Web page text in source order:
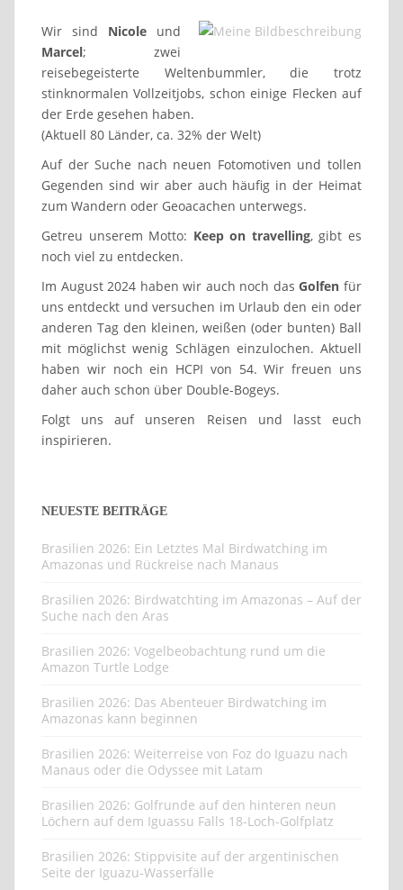
Wir sind Nicole und
Marcel; zwei
reisebegeisterte Weltenbummler, die trotz
stinknormalen Vollzeitjobs, schon einige Flecken auf
der Erde gesehen haben.
(Aktuell 80 Länder, ca. 32% der Welt)
Auf der Suche nach neuen Fotomotiven und tollen
Gegenden sind wir aber auch häufig in der Heimat
zum Wandern oder Geoacachen unterwegs.
Getreu unserem Motto: Keep on travelling, gibt es
noch viel zu entdecken.
Im August 2024 haben wir auch noch dasGolfen für
uns entdeckt und versuchen im Urlaub den ein oder
anderen Tag den kleinen, weißen (oder bunten) Ball
mit möglichst wenig Schlägen einzulochen. Aktuell
haben wir noch ein HCPI von 54. Wir freuen uns
daher auch schon über Double-Bogeys.
Folgt uns auf unseren Reisen und lasst euch
inspirieren.
NEUESTE BEITRÄGE
Brasilien 2026: Ein Letztes Mal Birdwatching im
Amazonas und Rückreise nach Manaus
Brasilien 2026: Birdwatchting im Amazonas – Auf der
Suche nach den Aras
Brasilien 2026: Vogelbeobachtung rund um die
Amazon Turtle Lodge
Brasilien 2026: Das Abenteuer Birdwatching im
Amazonas kann beginnen
Brasilien 2026: Weiterreise von Foz do Iguazu nach
Manaus oder die Odyssee mit Latam
Brasilien 2026: Golfrunde auf den hinteren neun
Löchern auf dem Iguassu Falls 18-Loch-Golfplatz
Brasilien 2026: Stippvisite auf der argentinischen
Seite der Iguazu-Wasserfälle